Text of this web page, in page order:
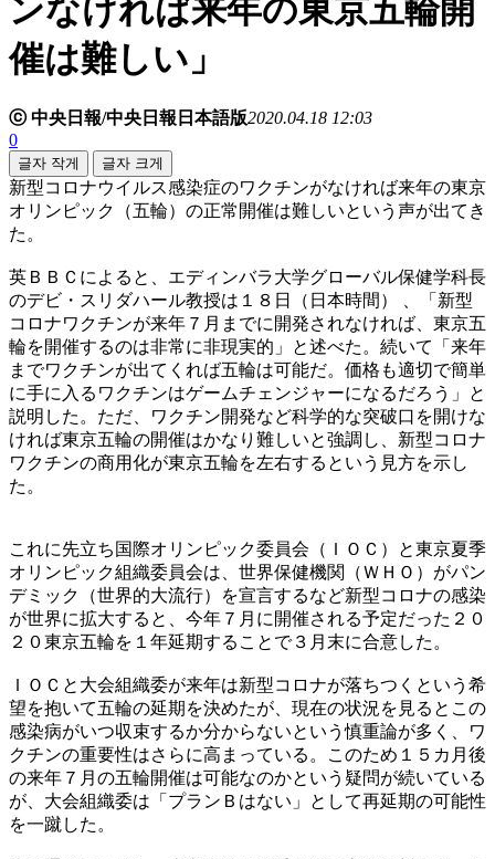
ンなければ来年の東京五輪開
催は難しい」
ⓒ 中央日報/中央日報日本語版2020.04.18 12:03
0
글자 작게 글자 크게
新型コロナウイルス感染症のワクチンがなければ来年の東京
オリンピック（五輪）の正常開催は難しいという声が出てき
た。
英ＢＢＣによると、エディンバラ大学グローバル保健学科長
のデビ・スリダハール教授は１８日（日本時間） 、「新型
コロナワクチンが来年７月までに開発されなければ、東京五
輪を開催するのは非常に非現実的」と述べた。続いて「来年
までワクチンが出てくれば五輪は可能だ。価格も適切で簡単
に手に入るワクチンはゲームチェンジャーになるだろう」と
説明した。ただ、ワクチン開発など科学的な突破口を開けな
ければ東京五輪の開催はかなり難しいと強調し、新型コロナ
ワクチンの商用化が東京五輪を左右するという見方を示し
た。
これに先立ち国際オリンピック委員会（ＩＯＣ）と東京夏季
オリンピック組織委員会は、世界保健機関（ＷＨＯ）がパン
デミック（世界的大流行）を宣言するなど新型コロナの感染
が世界に拡大すると、今年７月に開催される予定だった２０
２０東京五輪を１年延期することで３月末に合意した。
ＩＯＣと大会組織委が来年は新型コロナが落ちつくという希
望を抱いて五輪の延期を決めたが、現在の状況を見るとこの
感染病がいつ収束するか分からないという慎重論が多く、ワ
クチンの重要性はさらに高まっている。このため１５カ月後
の来年７月の五輪開催は可能なのかという疑問が続いている
が、大会組織委は「プランＢはない」として再延期の可能性
を一蹴した。